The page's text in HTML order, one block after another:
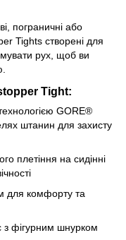
пограничні або
Tights створені для
рух, щоб ви
Tight:
GORE®
штанин для захисту
плетіння на сидінні
для комфорту та
з фігурним шнурком